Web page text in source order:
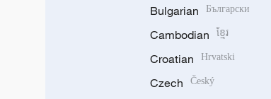
Bulgarian Български
Cambodian ខ្មែរ
Croatian Hrvatski
Czech Český